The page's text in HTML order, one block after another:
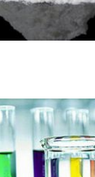
ПОДРОБНЕЕ